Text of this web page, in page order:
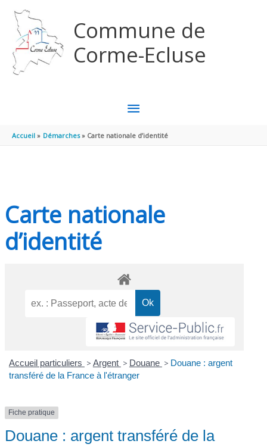
Commune de
Corme-Ecluse
MENU
PRINCIPAL
Accueil Démarches Carte nationale d’identité
Carte nationale
d’identité
Accueil particuliers > Argent > Douane > Douane : argent
transféré de la France à l'étranger
Fiche pratique
Douane : argent transféré de la